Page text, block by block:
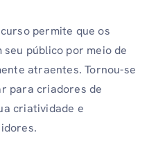
permite que os
público por meio de
atraentes. Tornou-se
para criadores de
criatividade e